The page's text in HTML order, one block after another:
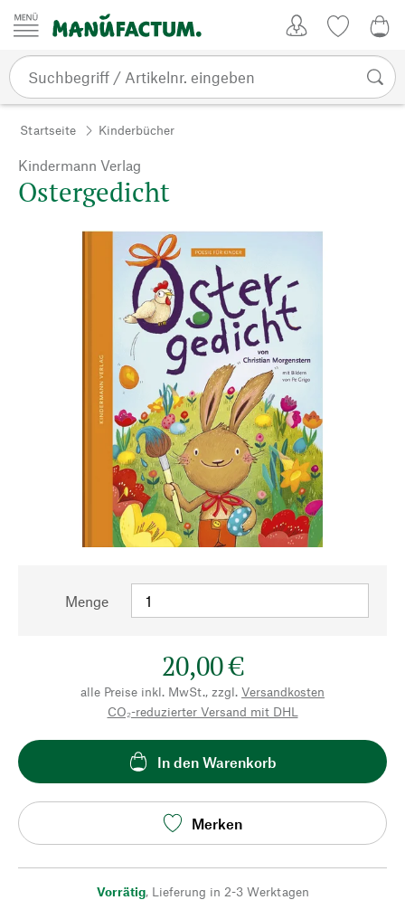
Zum Inhalt springen
Startseite Kinderbücher
Kindermann Verlag
Ostergedicht
Menge
20,00 €
alle Preise inkl. MwSt., zzgl. Versandkosten
CO₂-reduzierter Versand mit DHL
In den Warenkorb
Merken
Vorrätig, Lieferung in 2-3 Werktagen